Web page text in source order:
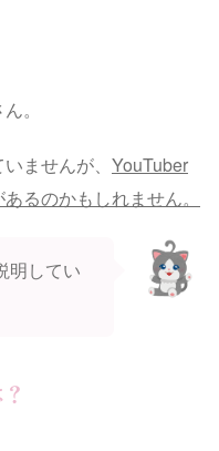
。
ませんが、 YouTuber
るのかもしれません。
明してい